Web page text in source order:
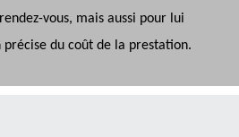
vous, mais aussi pour lui
du coût de la prestation.